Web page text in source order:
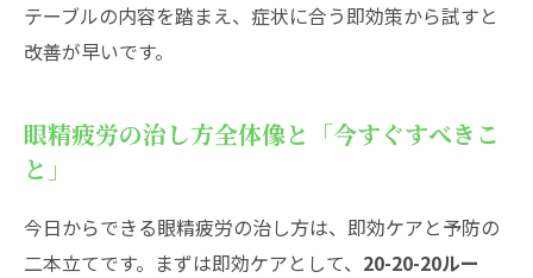
眼精疲労からくる頭痛や吐き気、どこまで
自宅対応？
ポイント
テーブルの内容を踏まえ、症状に合う即効策から試すと
改善が早いです。
眼精疲労の治し方全体像と「今すぐすべきこ
と」
今日からできる眼精疲労の治し方は、即効ケアと予防の
二本立てです。まずは即効ケアとして、 20-20-20ルー